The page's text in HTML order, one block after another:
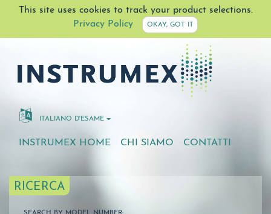
This site uses cookies to track your product selections.
Privacy Policy
OKAY, GOT IT
ITALIANO D'ESAME
INSTRUMEX HOME CHI SIAMO CONTATTI
RICERCA